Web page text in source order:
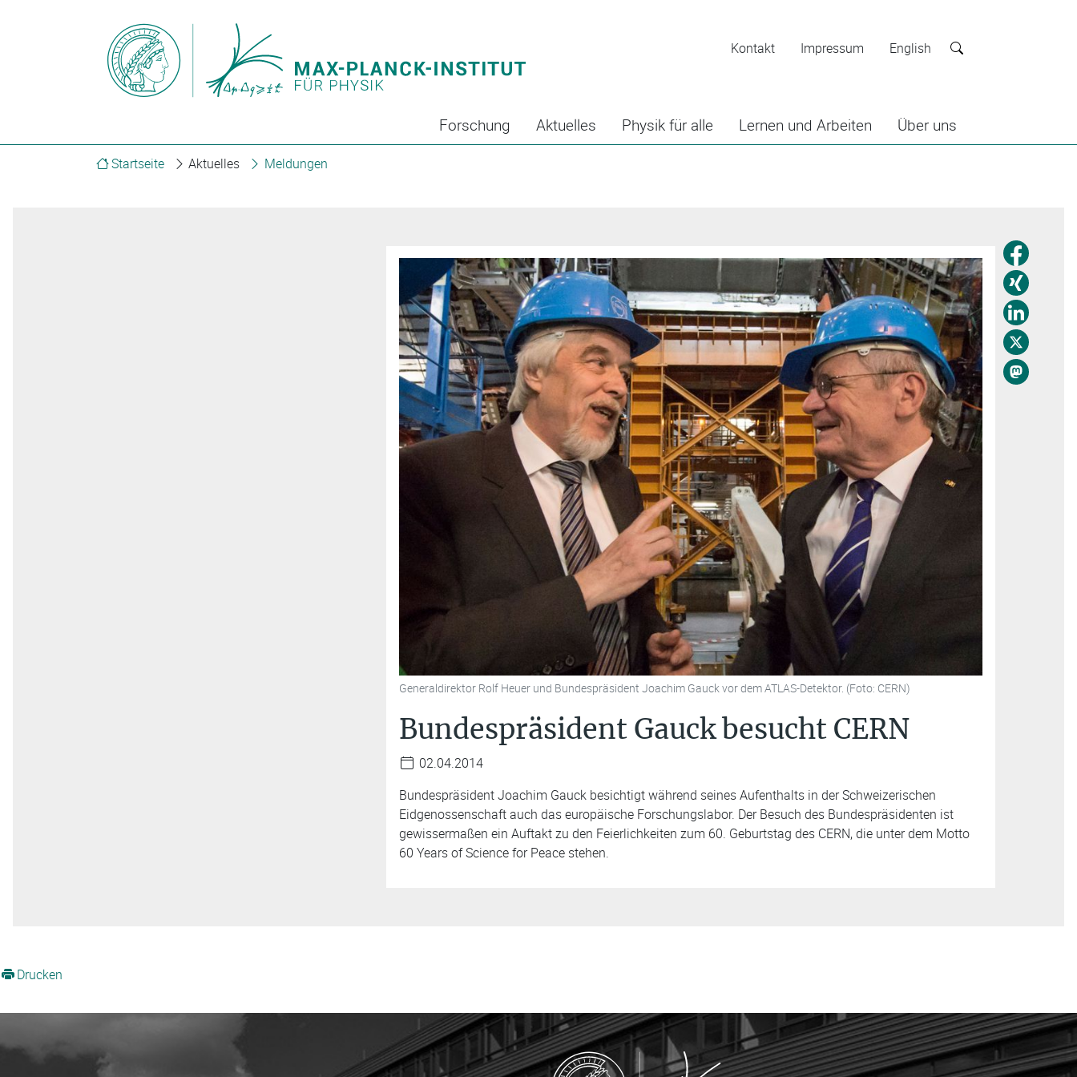
Kontakt Impressum
English
Forschung Aktuelles Physik für alle Lernen und Arbeiten Über uns
Startseite Aktuelles Meldungen
Generaldirektor Rolf Heuer und Bundespräsident Joachim Gauck vor dem ATLAS-Detektor. (Foto: CERN)
Bundespräsident Gauck besucht CERN
02.04.2014
Bundespräsident Joachim Gauck besichtigt während seines Aufenthalts in der Schweizerischen
Eidgenossenschaft auch das europäische Forschungslabor. Der Besuch des Bundespräsidenten ist
gewissermaßen ein Auftakt zu den Feierlichkeiten zum 60. Geburtstag des CERN, die unter dem Motto
60 Years of Science for Peace stehen.
Drucken